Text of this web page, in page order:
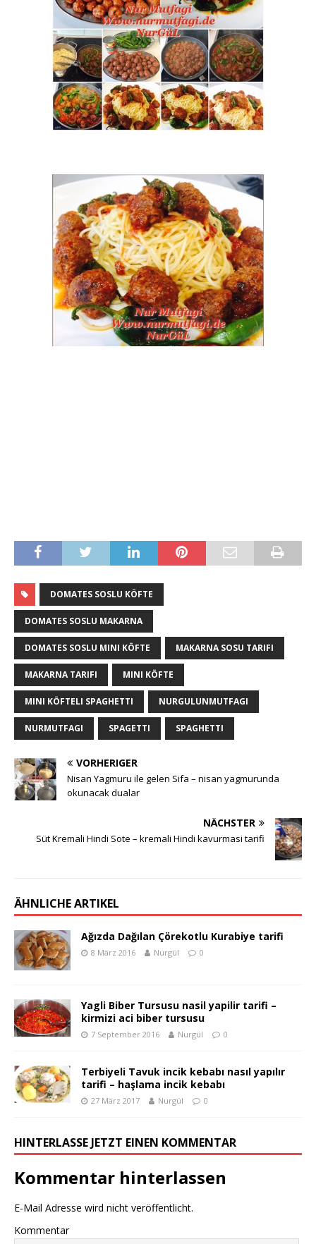
DOMATES SOSLU KÖFTE
DOMATES SOSLU MAKARNA
DOMATES SOSLU MINI KÖFTE MAKARNA SOSU TARIFI
MAKARNA TARIFI MINI KÖFTE
MINI KÖFTELI SPAGHETTI NURGULUNMUTFAGI
NURMUTFAGI SPAGETTI SPAGHETTI
VORHERIGER
Nisan Yagmuru ile gelen Sifa – nisan yagmurunda
okunacak dualar
NÄCHSTER
Süt Kremali Hindi Sote – kremali Hindi kavurmasi tarifi
ÄHNLICHE ARTIKEL
Ağızda Dağılan Çörekotlu Kurabiye tarifi
8 März 2016 Nurgül 0
Yagli Biber Tursusu nasil yapilir tarifi –
kirmizi aci biber tursusu
7 September 2016 Nurgül 0
Terbiyeli Tavuk incik kebabı nasıl yapılır
tarifi – haşlama incik kebabı
27 März 2017 Nurgül 0
HINTERLASSE JETZT EINEN KOMMENTAR
Kommentar hinterlassen
E-Mail Adresse wird nicht veröffentlicht.
Kommentar